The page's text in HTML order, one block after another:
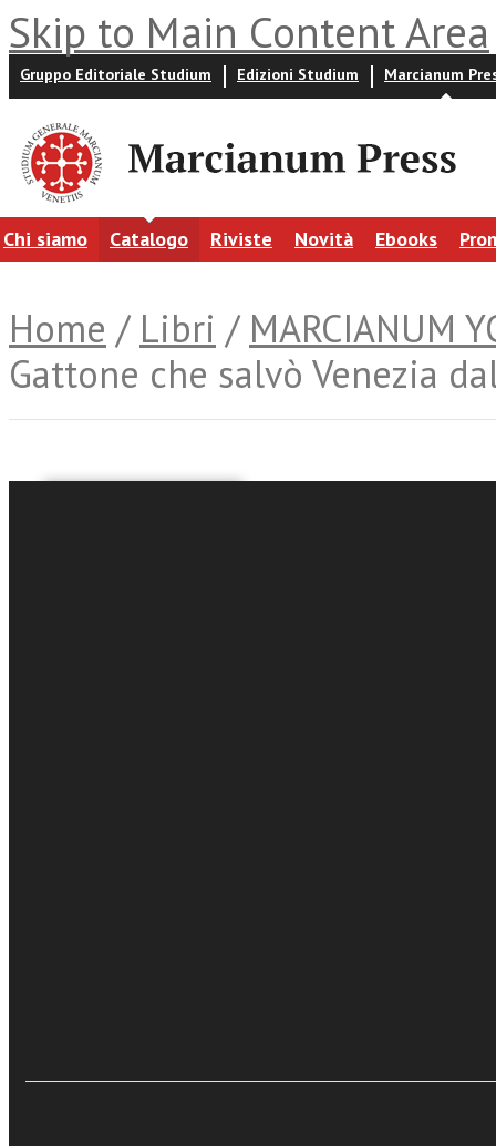
Skip to Main Content Area
Gruppo Editoriale Studium Edizioni Studium Marcianum
Chi siamo Catalogo Riviste Novità Ebooks
Home / Libri / MARCIANUM
Gattone che salvò Venezia